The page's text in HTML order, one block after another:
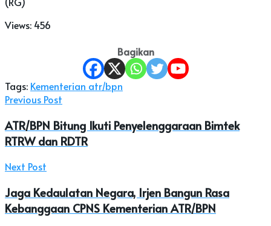
Views:456
Bagikan
Tags: Kementerian atr/bpn
Previous Post
ATR/BPN Bitung Ikuti Penyelenggaraan Bimtek
RTRW dan RDTR
Next Post
Jaga Kedaulatan Negara, Irjen Bangun Rasa
Kebanggaan CPNS Kementerian ATR/BPN